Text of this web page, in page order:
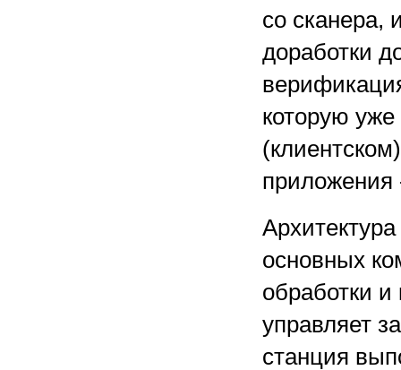
со сканера,
доработки
которую
приложения
основных
обработки
управляет
станция